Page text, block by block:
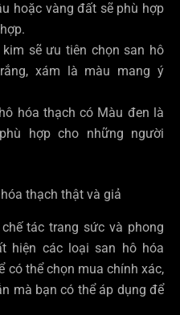
hoặc vàng đất sẽ phù hợp
kim sẽ ưu tiên chọn san hô
xám là màu mang ý
hóa thạch có Màu đen là
hợp cho những người
thạch thật và giả
tác trang sức và phong
hiện các loại san hô hóa
có thể chọn mua chính xác,
mà bạn có thể áp dụng để